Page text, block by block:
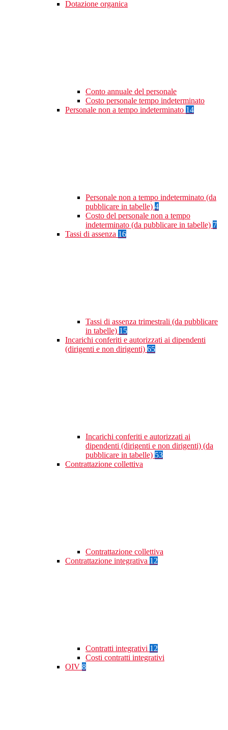
Dotazione organica
Conto annuale del personale
Costo personale tempo indeterminato
Personale non a tempo indeterminato 14
Personale non a tempo indeterminato (da
pubblicare in tabelle) 4
Costo del personale non a tempo
indeterminato (da pubblicare in tabelle) 7
Tassi di assenza 16
Tassi di assenza trimestrali (da pubblicare
in tabelle) 15
Incarichi conferiti e autorizzati ai dipendenti
(dirigenti e non dirigenti) 65
Incarichi conferiti e autorizzati ai
dipendenti (dirigenti e non dirigenti) (da
pubblicare in tabelle) 53
Contrattazione collettiva
Contrattazione collettiva
Contrattazione integrativa 12
Contratti integrativi 12
Costi contratti integrativi
OIV 8